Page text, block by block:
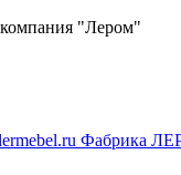
"Лером"
Фабрика